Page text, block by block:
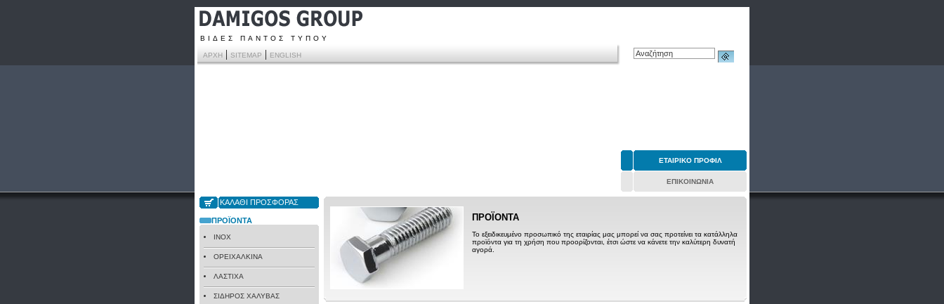
ΒΙΔΕΣ ΠΑΝΤΟΣ ΤΥΠΟΥ
ΑΡΧΗ | SITEMAP | ENGLISH
ΕΤΑΙΡΙΚΟ ΠΡΟΦΙΛ
ΕΠΙΚΟΙΝΩΝΙΑ
ΚΑΛΑΘΙ ΠΡΟΣΦΟΡΑΣ
ΠΡΟΪΟΝΤΑ
INOX
ΟΡΕΙΧΑΛΚΙΝΑ
ΛΑΣΤΙΧΑ
ΣΙΔΗΡΟΣ ΧΑΛΥΒΑΣ
ΠΡΟΪΟΝΤΑ
Το εξειδικευμένο προσωπικό της εταιρίας μας μπορεί να σας προτείνει τα κατάλληλα
προϊόντα για τη χρήση που προορίζονται, έτσι ώστε να κάνετε την καλύτερη δυνατή
αγορά.